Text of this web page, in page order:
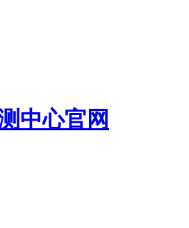
中心官网